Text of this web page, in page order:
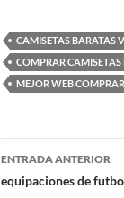
CAMISETAS BARATAS
COMPRAR
MEJOR WEB
Navegación
de
ENTRADA ANTERIOR
equipaciones de